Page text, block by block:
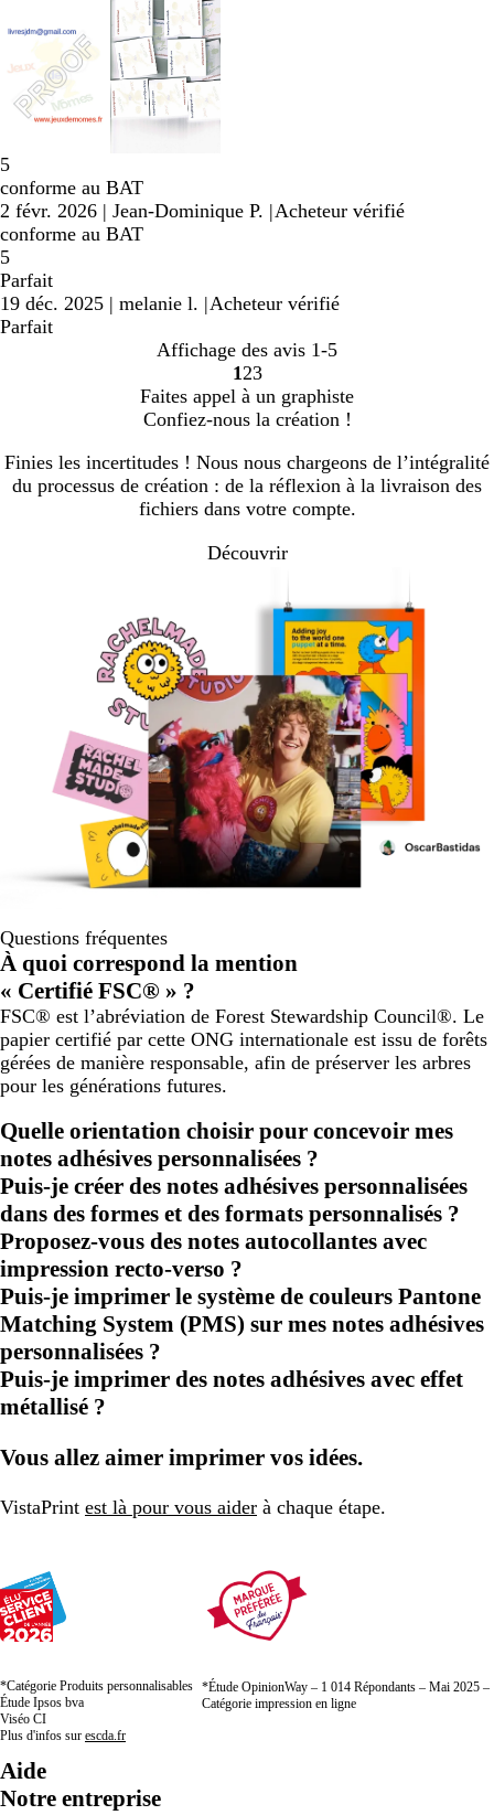
5
conforme au BAT
2 févr. 2026 | Jean-Dominique P. |Acheteur vérifié
conforme au BAT
5
Parfait
19 déc. 2025 | melanie l. |Acheteur vérifié
Parfait
Affichage des avis 1-5
Accéder
à
la
1 Accéder
à
la
2Accéder
à
la
3
Faites appel à un graphiste
Confiez-nous la création !
Finies les incertitudes ! Nous nous chargeons de l’intégralité
du processus de création : de la réflexion à la livraison des
fichiers dans votre compte.
Découvrir
Questions fréquentes
À quoi correspond la mention
« Certifié FSC® » ?
FSC® est l’abréviation de Forest Stewardship Council®. Le
papier certifié par cette ONG internationale est issu de forêts
gérées de manière responsable, afin de préserver les arbres
pour les générations futures.
Quelle orientation choisir pour concevoir mes
notes adhésives personnalisées ?
Puis-je créer des notes adhésives personnalisées
dans des formes et des formats personnalisés ?
Proposez-vous des notes autocollantes avec
impression recto-verso ?
Puis-je imprimer le système de couleurs Pantone
Matching System (PMS) sur mes notes adhésives
personnalisées ?
Puis-je imprimer des notes adhésives avec effet
métallisé ?
Vous allez aimer imprimer vos idées.
VistaPrint est là pour vous aider à chaque étape.
*Catégorie Produits personnalisables
Étude Ipsos bva
Viséo CI
Plus d'infos sur escda.fr
*Étude OpinionWay – 1 014 Répondants – Mai 2025 –
Catégorie impression en ligne
Aide
Notre entreprise